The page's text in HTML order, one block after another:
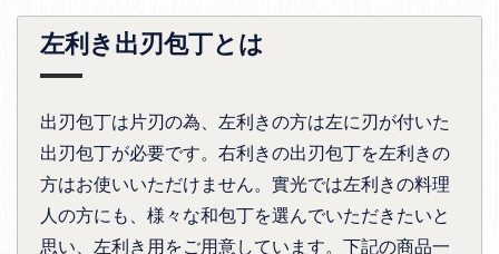
左利き出刃包丁とは
出刃包丁は片刃の為、左利きの方は左に刃が付いた
出刃包丁が必要です。右利きの出刃包丁を左利きの
方はお使いいただけません。實光では左利きの料理
人の方にも、様々な和包丁を選んでいただきたいと
思い、左利き用をご用意しています。下記の商品一